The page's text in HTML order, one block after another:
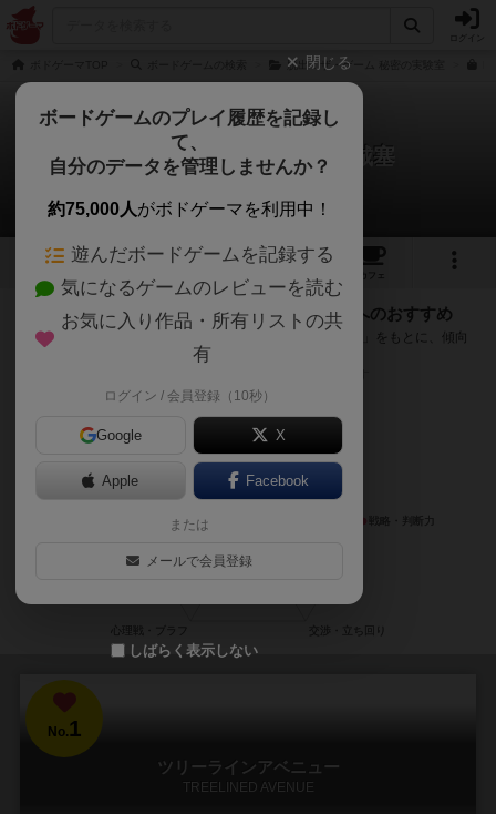
脱出：ザ・ゲーム 秘密の実験室
脱出：ザ・ゲーム 禁断の城塞
次のおすすめボードゲーム
1 2
カフェ
『脱出：ザ・ゲーム 禁断の城塞』が好きな方へのおすすめ
このゲームのトップページで投票された「プレイ感の評価」をもとに、傾向
が近いボードゲームをランキング形式で紹介します。
No.1
ツリーラインアベニュー
TREELINED AVENUE
閉じる
ボードゲームのプレイ履歴を記録し
て、
自分のデータを管理しませんか？
約75,000人がボドゲーマを利用中！
遊んだボードゲームを記録する
気になるゲームのレビューを読む
お気に入り作品・所有リストの共
有
ログイン / 会員登録（10秒）
Google X
Apple Facebook
または
メールで会員登録
しばらく表示しない